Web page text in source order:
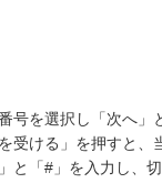
号を選択し「次へ」
受ける」を押すと
と「#」を入力し、